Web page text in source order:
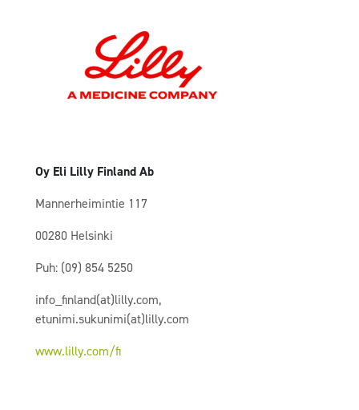
Oy Eli Lilly Finland Ab
Mannerheimintie 117
00280 Helsinki
Puh: (09) 854 5250
info_finland(at)lilly.com,
etunimi.sukunimi(at)lilly.com
www.lilly.com/fi